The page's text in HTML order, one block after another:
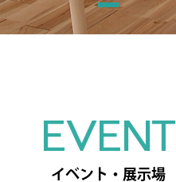
EVENT
イベント・展示場